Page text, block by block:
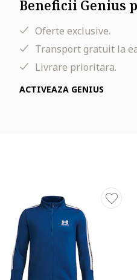
Beneficii Genius
Oferte exclusive.
Transport gratuit la
Livrare prioritara.
ACTIVEAZA GENIUS